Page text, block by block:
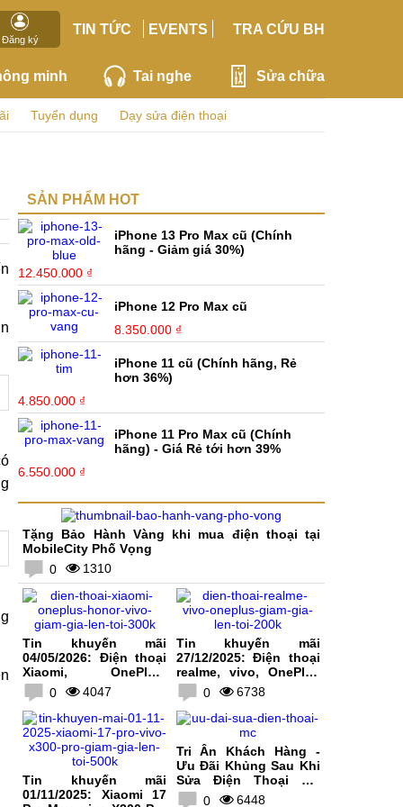
Đăng ký
TIN TỨC EVENTS TRA CỨU BH
minh Tai nghe Sửa chữa
Tuyển dụng Dạy sửa điện thoại
SẢN PHẨM HOT
iPhone 13 Pro Max cũ (Chính
hãng - Giảm giá 30%)
12.450.000 ₫
iPhone 12 Pro Max cũ
8.350.000 ₫
iPhone 11 cũ (Chính hãng, Rẻ
hơn 36%)
4.850.000 ₫
iPhone 11 Pro Max cũ (Chính
hãng) - Giá Rẻ tới hơn 39%
6.550.000 ₫
Tặng Bảo Hành Vàng khi mua điện thoại tại
MobileCity Phố Vọng
0
1310
Tin khuyến mãi
04/05/2026: Điện thoại
Xiaomi, OnePlus,
HONOR, vivo giảm giá
lên tới 300K
0 4047
Tin khuyến mãi
27/12/2025: Điện thoại
realme, vivo, OnePlus
giảm giá lên tới 200K
0 6738
Tin khuyến mãi
01/11/2025: Xiaomi 17
Tri Ân Khách Hàng -
Ưu Đãi Khủng Sau Khi
Sửa Điện Thoại Tại
MobileCity
0 6448